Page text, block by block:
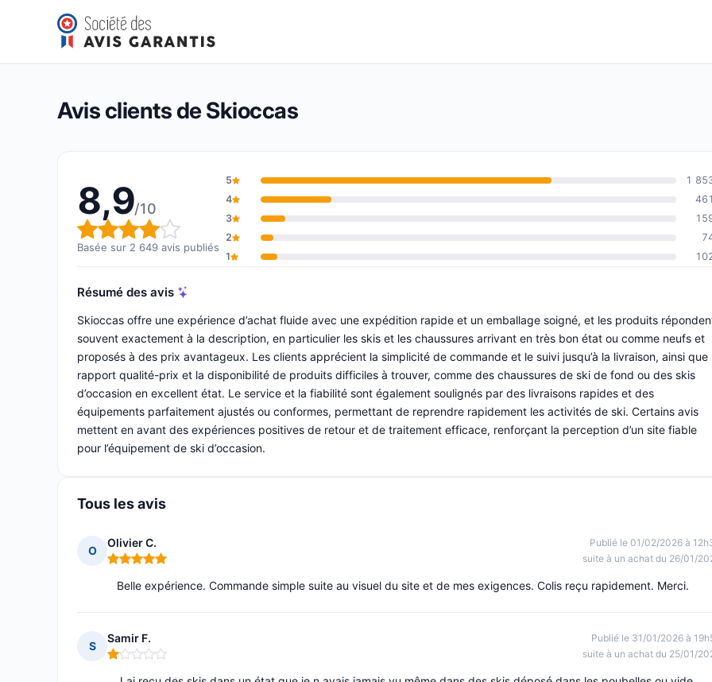
Skioccas
Note globale : 8,9 sur 10
8,9/10(2 649 avis)
Avis clients de Skioccas
8,9/10
Note globale : 8,9 sur 10
Basée sur 2 649 avis publiés
5
1
4
461
3
2
1
Résumé des avis
Skioccas offre une expérience d’achat fluide avec une expédition rapide et un emballage soigné, et les produits
souvent exactement à la description, en particulier les skis et les chaussures arrivant en très bon état ou comme neufs et
proposés à des prix avantageux. Les clients apprécient la simplicité de commande et le suivi jusqu’à la livraison, ainsi que
rapport qualité-prix et la disponibilité de produits difficiles à trouver, comme des chaussures de ski de fond ou des skis
d’occasion en excellent état. Le service et la fiabilité sont également soulignés par des livraisons rapides et des
équipements parfaitement ajustés ou conformes, permettant de reprendre rapidement les activités de ski. Certains avis
mettent en avant des expériences positives de retour et de traitement efficace, renforçant la perception d’un site fiable
pour l’équipement de ski d’occasion.
Tous les avis
O
Olivier C.
Note : 5 sur 5
Publié le 01/02/2026 à
suite à un achat du 26/01/
Belle expérience. Commande simple suite au visuel du site et de mes exigences. Colis reçu rapidement. Merci.
S
Samir F.
Note : 1 sur 5
Publié le 31/01/2026 à
suite à un achat du 25/01/